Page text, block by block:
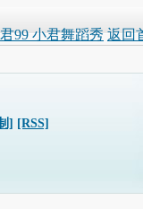
99 小君舞蹈秀 返回
] [RSS]